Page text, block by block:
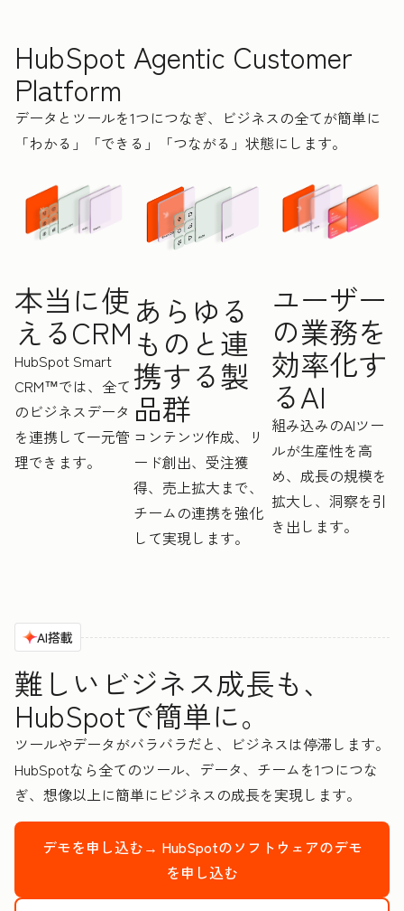
HubSpot Agentic Customer
Platform
データとツールを1つにつなぎ、ビジネスの全てが簡単に
「わかる」「できる」「つながる」状態にします。
本当に使
えるCRM
HubSpot Smart
CRM™では、全て
のビジネスデータ
を連携して一元管
理できます。
あらゆる
ものと連
携する製
品群
コンテンツ作成、リ
ード創出、受注獲
得、売上拡大まで、
チームの連携を強化
して実現します。
ユーザー
の業務を
効率化す
るAI
組み込みのAIツー
ルが生産性を高
め、成長の規模を
拡大し、洞察を引
き出します。
AI搭載
難しいビジネス成長も、
HubSpotで簡単に。
ツールやデータがバラバラだと、ビジネスは停滞します。
HubSpotなら全てのツール、データ、チームを1つにつな
ぎ、想像以上に簡単にビジネスの成長を実現します。
デモを申し込む→ HubSpotのソフトウェアのデモ
を申し込む